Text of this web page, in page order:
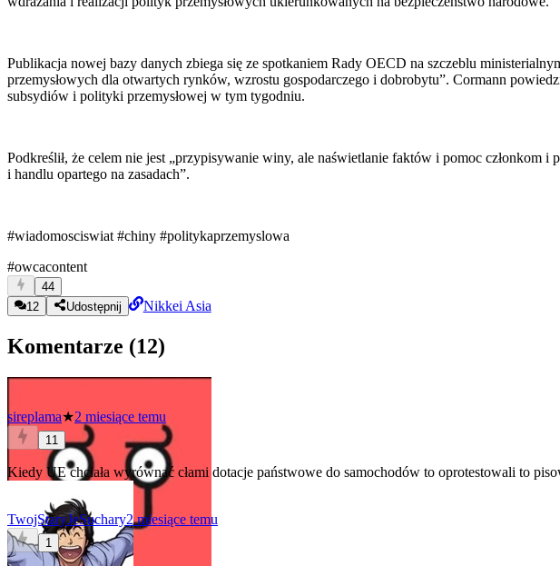
Publikacja nowej bazy danych zbiega się ze spotkaniem Rady OECD na szczeblu
przemysłowych dla otwartych rynków, wzrostu gospodarczego i dobrobytu”. Cormann
subsydiów i polityki przemysłowej w tym tygodniu.
Podkreślił, że celem nie jest „przypisywanie winy, ale naświetlanie faktów i pomoc
i handlu opartego na zasadach”.
#wiadomosciswiat #chiny #politykaprzemyslowa
#owcacontent
44
12
Udostępnij Nikkei Asia
Komentarze (12)
sireplama★2 miesiące temu
11
Kiedy UE chciała wyrównać cłami dotacje państwowe do samochodów to oprotestowali to
TwojStaryJeSuchary2 miesiące temu
1